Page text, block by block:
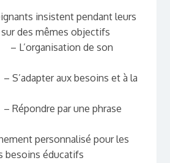
insistent pendant leurs
des mêmes objectifs
– L’organisation de son
– S’adapter aux besoins et à la
– Répondre par une phrase
personnalisé pour les
besoins éducatifs